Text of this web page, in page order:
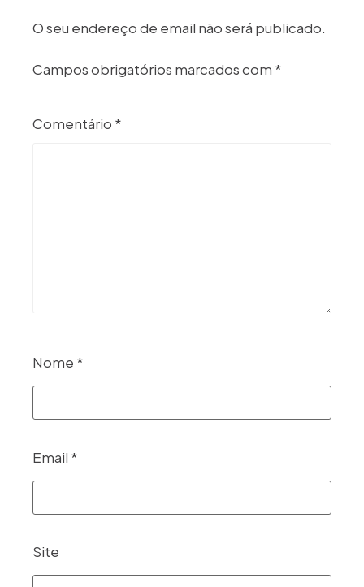
O seu endereço de email não será publicado.
Campos obrigatórios marcados com *
Comentário *
Nome *
Email *
Site